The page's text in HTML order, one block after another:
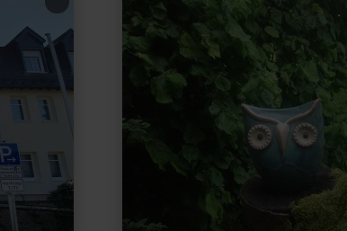
about:
Töpferei
Serocka